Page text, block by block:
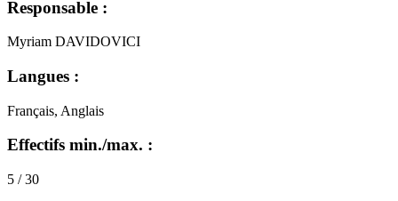
Responsable :
Myriam DAVIDOVICI
Langues :
Français, Anglais
Effectifs min./max. :
5 / 30